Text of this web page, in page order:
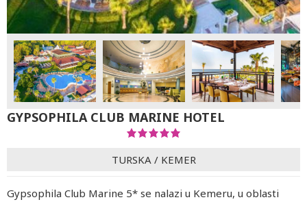
GYPSOPHILA CLUB MARINE HOTEL
TURSKA / KEMER
Gypsophila Club Marine 5* se nalazi u Kemeru, u oblasti